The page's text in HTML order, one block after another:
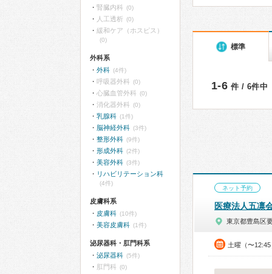
標準
1-6 件 / 6件中
ネット予約
医療法人五凛
東京都豊島区
土曜（〜
腎臓内科 (0)
人工透析 (0)
緩和ケア（ホスピス）
(0)
外科系
外科 (4件)
呼吸器外科 (0)
心臓血管外科 (0)
消化器外科 (0)
乳腺科 (1件)
脳神経外科 (3件)
整形外科 (9件)
形成外科 (2件)
美容外科 (3件)
リハビリテーション科
(4件)
皮膚科系
皮膚科 (10件)
美容皮膚科 (1件)
泌尿器科・肛門科系
泌尿器科 (5件)
肛門科 (0)